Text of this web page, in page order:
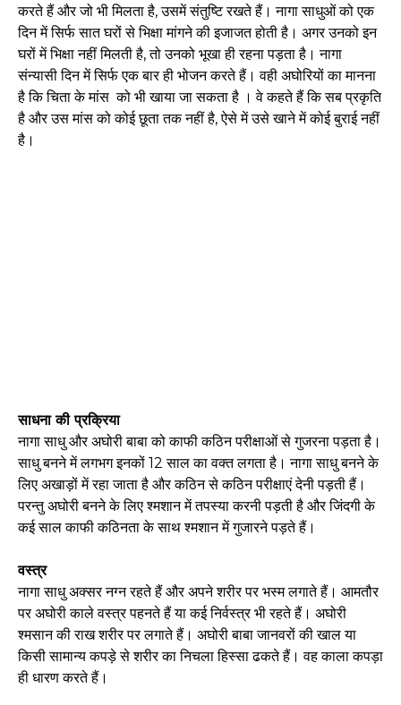
करते हैं और जो भी मिलता है, उसमें संतुष्टि रखते हैं। नागा साधुओं को एक
दिन में सिर्फ सात घरों से भिक्षा मांगने की इजाजत होती है। अगर उनको इन
घरों में भिक्षा नहीं मिलती है, तो उनको भूखा ही रहना पड़ता है। नागा
संन्यासी दिन में सिर्फ एक बार ही भोजन करते हैं। वही अघोरियों का मानना
है कि चिता के मांस को भी खाया जा सकता है । वे कहते हैं कि सब प्रकृति
है और उस मांस को कोई छूता तक नहीं है, ऐसे में उसे खाने में कोई बुराई नहीं
है।
साधना की प्रक्रिया
नागा साधु और अघोरी बाबा को काफी कठिन परीक्षाओं से गुजरना पड़ता है।
साधु बनने में लगभग इनकों 12 साल का वक्त लगता है। नागा साधु बनने के
लिए अखाड़ों में रहा जाता है और कठिन से कठिन परीक्षाएं देनी पड़ती हैं।
परन्तु अघोरी बनने के लिए श्मशान में तपस्या करनी पड़ती है और जिंदगी के
कई साल काफी कठिनता के साथ श्मशान में गुजारने पड़ते हैं।
वस्त्र
नागा साधु अक्सर नग्न रहते हैं और अपने शरीर पर भस्म लगाते हैं। आमतौर
पर अघोरी काले वस्त्र पहनते हैं या कई निर्वस्त्र भी रहते हैं। अघोरी
श्मसान की राख शरीर पर लगाते हैं। अघोरी बाबा जानवरों की खाल या
किसी सामान्य कपड़े से शरीर का निचला हिस्सा ढकते हैं। वह काला कपड़ा
ही धारण करते हैं।